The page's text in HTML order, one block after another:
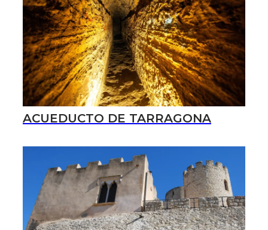
ACUEDUCTO DE TARRAGONA